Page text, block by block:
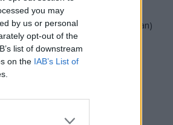
you may
by us or personal
opt-out of the
list of downstream
on the IAB’s List of
PMP (Tomac)
Forța Dreptei (L. Orban)
REPER
SOS (Șoșoacă)
POT (Gavrilă)